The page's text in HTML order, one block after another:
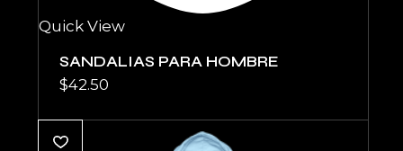
Quick View
SANDALIAS PARA HOMBRE
$42.50